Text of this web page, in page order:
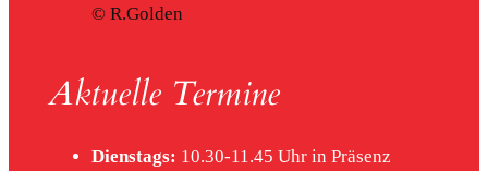
© R.Golden
Aktuelle Termine
Dienstags: 10.30-11.45 Uhr in Präsenz